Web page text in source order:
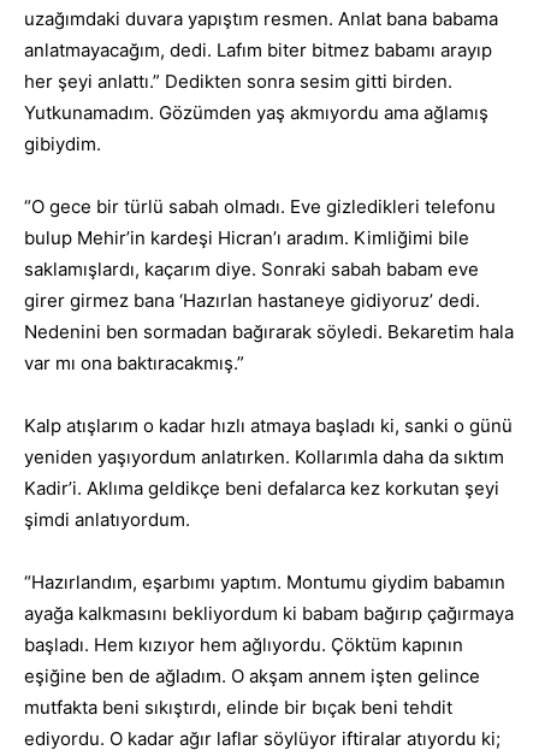
uzağımdaki duvara yapıştım resmen. Anlat bana babama
anlatmayacağım, dedi. Lafım biter bitmez babamı arayıp
her şeyi anlattı.” Dedikten sonra sesim gitti birden.
Yutkunamadım. Gözümden yaş akmıyordu ama ağlamış
gibiydim.
“O gece bir türlü sabah olmadı. Eve gizledikleri telefonu
bulup Mehir’in kardeşi Hicran’ı aradım. Kimliğimi bile
saklamışlardı, kaçarım diye. Sonraki sabah babam eve
girer girmez bana ‘Hazırlan hastaneye gidiyoruz’ dedi.
Nedenini ben sormadan bağırarak söyledi. Bekaretim hala
var mı ona baktıracakmış.”
Kalp atışlarım o kadar hızlı atmaya başladı ki, sanki o günü
yeniden yaşıyordum anlatırken. Kollarımla daha da sıktım
Kadir’i. Aklıma geldikçe beni defalarca kez korkutan şeyi
şimdi anlatıyordum.
“Hazırlandım, eşarbımı yaptım. Montumu giydim babamın
ayağa kalkmasını bekliyordum ki babam bağırıp çağırmaya
başladı. Hem kızıyor hem ağlıyordu. Çöktüm kapının
eşiğine ben de ağladım. O akşam annem işten gelince
mutfakta beni sıkıştırdı, elinde bir bıçak beni tehdit
ediyordu. O kadar ağır laflar söylüyor iftiralar atıyordu ki;